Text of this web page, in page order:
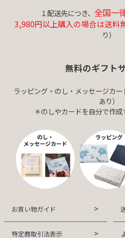
１配送先につき、 全国一
3,980円以上購入の場合は送料
り）
無料のギフト
ラッピング・のし・メッセージカ
あり）
＊のしやカードを自分で作
お買い物ガイド
特定商取引法表示